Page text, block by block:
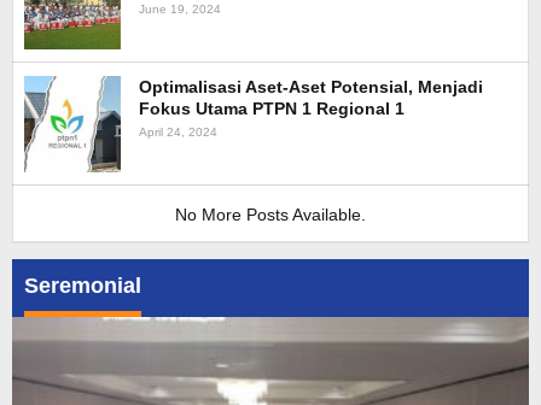
Seremonial
June 19, 2024
Optimalisasi Aset-Aset Potensial, Menjadi
Fokus Utama PTPN 1 Regional 1
April 24, 2024
No More Posts Available.